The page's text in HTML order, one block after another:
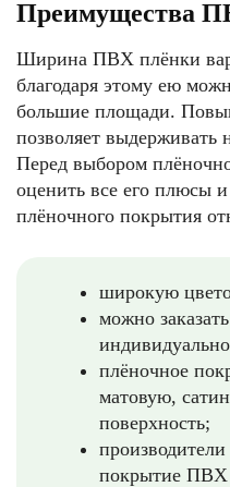
Преимущества
Ширина ПВХ плёнки
благодаря этому ею
большие площади.
позволяет выдерживать
Перед выбором
оценить все его плюсы
плёночного покрытия
широкую
можно
плёночное
матовую,
поверхность;
покрытие ПВХ